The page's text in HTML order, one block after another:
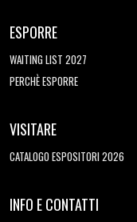
ESPORRE
WAITING LIST 2027
PERCHÈ ESPORRE
VISITARE
CATALOGO ESPOSITORI 2026
INFO E CONTATTI